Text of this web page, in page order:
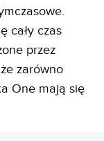
cały czas
przez
zarówno
One mają się